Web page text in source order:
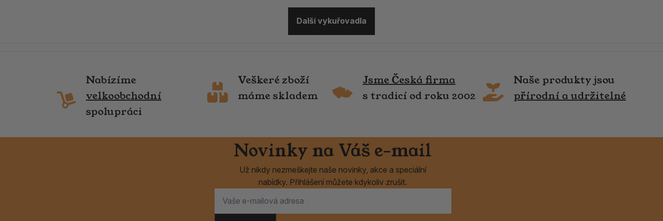
Další vykuřovadla
Nabízíme
velkoobchodní
spolupráci
Veškeré zboží
máme skladem
Jsme Česká firma
s tradicí od roku 2002
Naše produkty jsou
přírodní a udržitelné
Novinky na Váš e-mail
Už nikdy nezmeškejte naše novinky, akce a speciální
nabídky. Přihlášení můžete kdykoliv zrušit.